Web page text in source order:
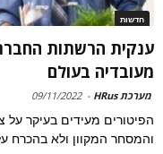
חדשות
מעובדיה בעולם
מערכת HRus -
09/11/2022
הפיטורים מעידים בעיקר על
והמסחר המקוון ולא בהכרח